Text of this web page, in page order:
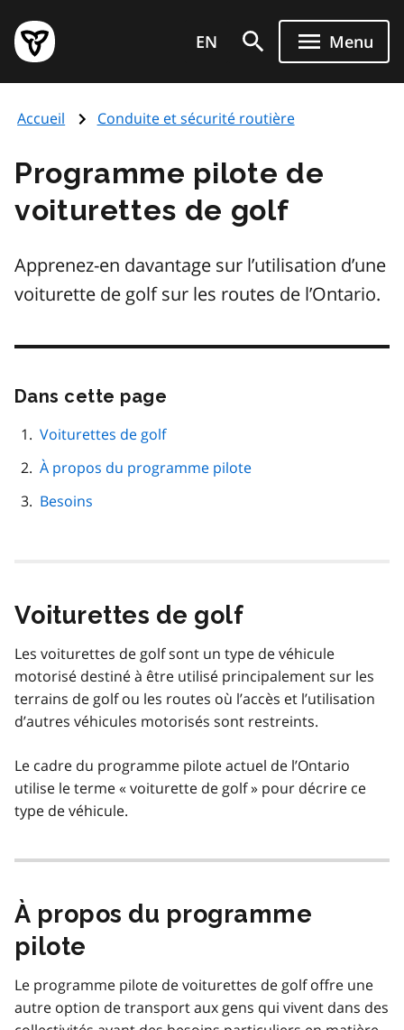
au
contenu
principal
Page
d'accueil
de
EN Menu
Accueil Conduite et sécurité routière
Programme pilote de
voiturettes de golf
Apprenez-en davantage sur l’utilisation d’une
voiturette de golf sur les routes de l’Ontario.
Dans cette page
page
Voiturettes de golf
À propos du programme pilote
Besoins
Voiturettes de golf
Les voiturettes de golf sont un type de véhicule
motorisé destiné à être utilisé principalement sur les
terrains de golf ou les routes où l’accès et l’utilisation
d’autres véhicules motorisés sont restreints.
Le cadre du programme pilote actuel de l’Ontario
utilise le terme « voiturette de golf » pour décrire ce
type de véhicule.
À propos du programme
pilote
Le programme pilote de voiturettes de golf offre une
autre option de transport aux gens qui vivent dans des